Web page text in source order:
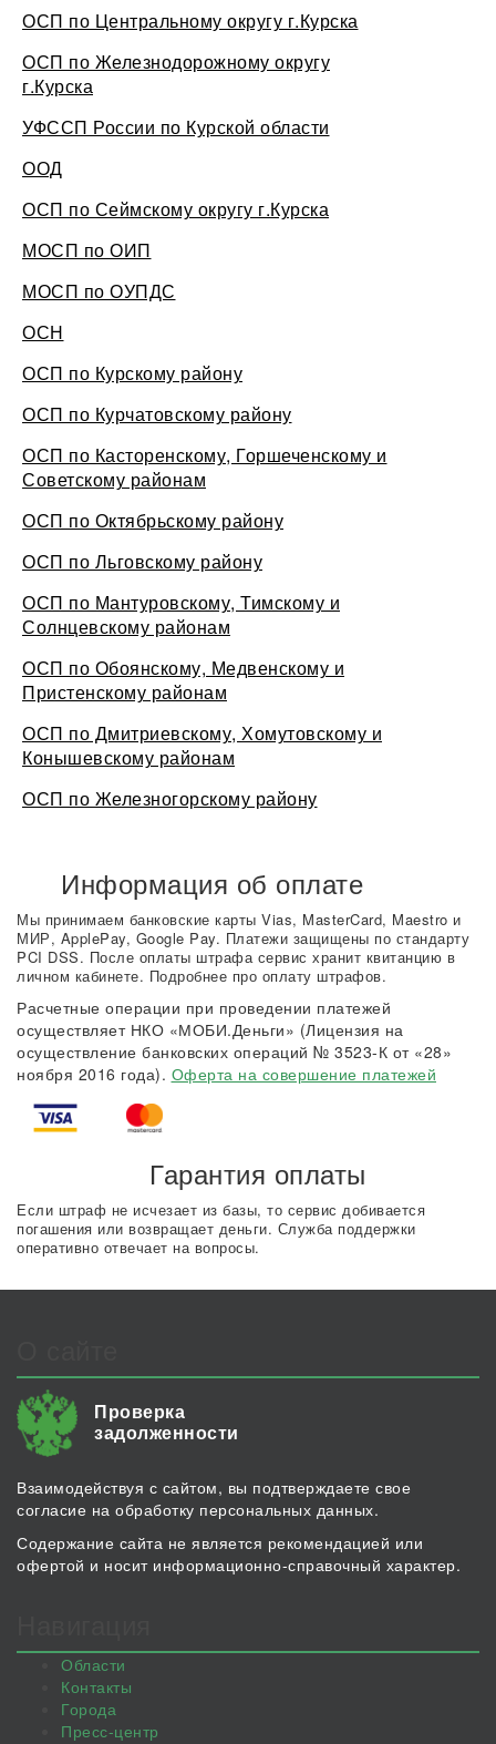
ОСП по Центральному округу г.Курска
ОСП по Железнодорожному округу
г.Курска
УФССП России по Курской области
ООД
ОСП по Сеймскому округу г.Курска
МОСП по ОИП
МОСП по ОУПДС
ОСН
ОСП по Курскому району
ОСП по Курчатовскому району
ОСП по Касторенскому, Горшеченскому и
Советскому районам
ОСП по Октябрьскому району
ОСП по Льговскому району
ОСП по Мантуровскому, Тимскому и
Солнцевскому районам
ОСП по Обоянскому, Медвенскому и
Пристенскому районам
ОСП по Дмитриевскому, Хомутовскому и
Конышевскому районам
ОСП по Железногорскому району
Информация об оплате
Мы принимаем банковские карты Vias, MasterCard, Maestro и
МИР, ApplePay, Google Pay. Платежи защищены по стандарту
PCI DSS. После оплаты штрафа сервис хранит квитанцию в
личном кабинете. Подробнее про оплату штрафов.
Расчетные операции при проведении платежей
осуществляет НКО «МОБИ.Деньги» (Лицензия на
осуществление банковских операций № 3523-К от «28»
ноября 2016 года). Оферта на совершение платежей
Гарантия оплаты
Если штраф не исчезает из базы, то сервис добивается
погашения или возвращает деньги. Служба поддержки
оперативно отвечает на вопросы.
Проверка
задолженности
Взаимодействуя с сайтом, вы подтверждаете свое
согласие на обработку персональных данных.
Содержание сайта не является рекомендацией или
офертой и носит информационно-справочный характер.
Области
Контакты
Города
Пресс-центр